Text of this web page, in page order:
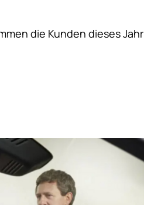
die Kunden dieses Jahr